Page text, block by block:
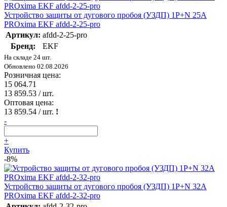
Устройство защиты от дугового пробоя (УЗДП) 1P+N 25А
PROxima EKF afdd-2-25-pro
Артикул: afdd-2-25-pro
Бренд:
EKF
На складе 24 шт.
Обновлено 02.08.2026
Розничная цена:
15 064.71
13 859.53 / шт.
Оптовая цена:
13 859.54 / шт. !
-
+
Купить
-8%
Устройство защиты от дугового пробоя (УЗДП) 1P+N 32А
PROxima EKF afdd-2-32-pro